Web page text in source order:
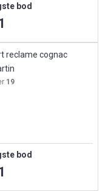
bod
reclame cognac
19
bod